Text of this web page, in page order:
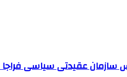
سازمان عقیدتی سیاسی فراجا